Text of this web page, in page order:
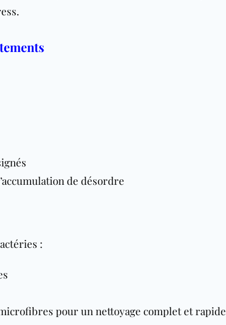
de désordre
:
pour un nettoyage complet et rapide